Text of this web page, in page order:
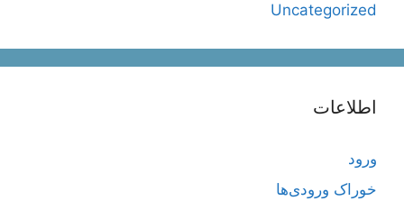
Uncategorized
اطلاعات
ورود
خوراک ورودی‌ها